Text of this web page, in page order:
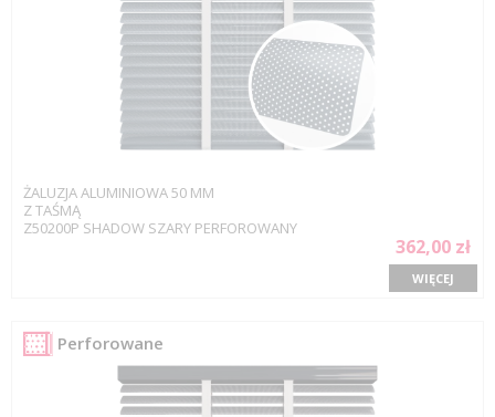
ŻALUZJA ALUMINIOWA 50 MM
Z TAŚMĄ
Z50200P SHADOW SZARY PERFOROWANY
362,00 zł
WIĘCEJ
Perforowane